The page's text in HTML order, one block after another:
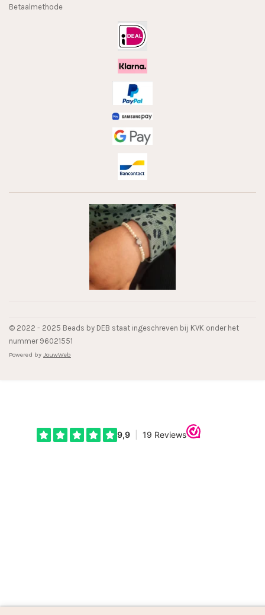
Betaalmethode
© 2022 - 2025 Beads by DEB staat ingeschreven bij KVK onder het
nummer 96021551
Powered by JouwWeb